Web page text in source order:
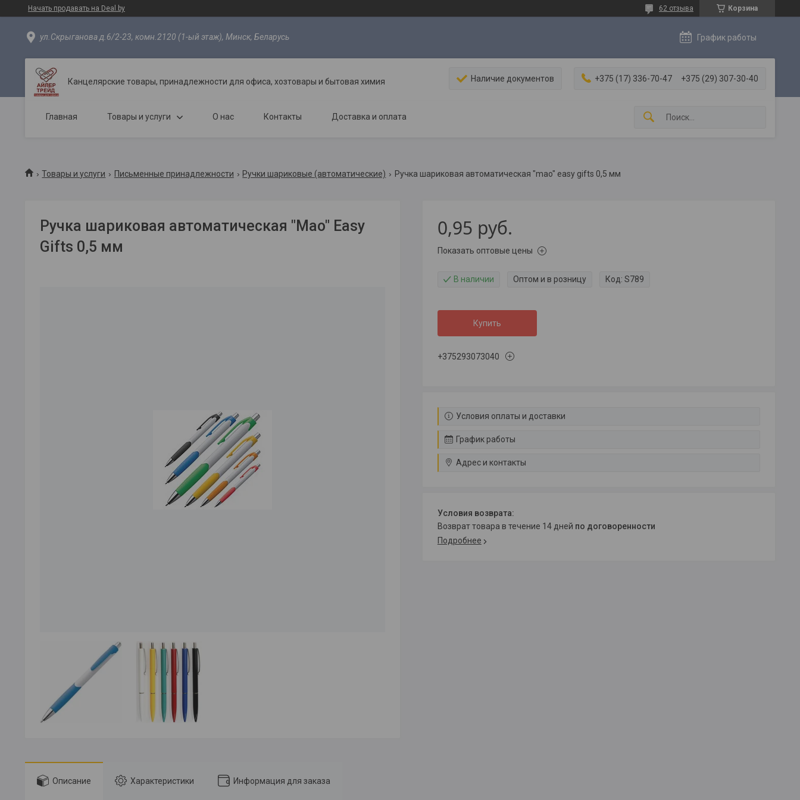
Начать продавать на Deal.by Корзина
62 отзыва
ул.Скрыганова д.6/2-23, комн.2120 (1-ый этаж), Минск, Беларусь График работы
Канцелярские товары, принадлежности для офиса, хозтовары и бытовая химия Наличие документов +375 (17) 336-70-47 +375 (29) 307-30-40
Главная Товары и услуги О нас Контакты Доставка и оплата
Товары и услуги Письменные принадлежности Ручки шариковые (автоматические) Ручка шариковая автоматическая "mao" easy gifts 0,5 мм
Ручка шариковая автоматическая "Mao" Easy
Gifts 0,5 мм
0,95 руб.
Показать оптовые цены
В наличии Оптом и в розницу Код: S789
Купить
+375293073040
Условия оплаты и доставки
График работы
Адрес и контакты
возврат товара в течение 14 дней по договоренности
Подробнее
Описание Характеристики Информация для заказа